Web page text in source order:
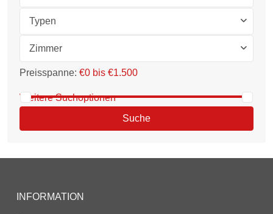
Typen
Zimmer
Preisspanne: €0 bis €1.500
Weitere Suchoptionen
Suche
INFORMATION